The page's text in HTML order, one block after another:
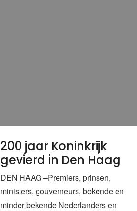
200 jaar Koninkrijk
gevierd in Den Haag
DEN HAAG –Premiers, prinsen,
ministers, gouverneurs, bekende en
minder bekende Nederlanders en